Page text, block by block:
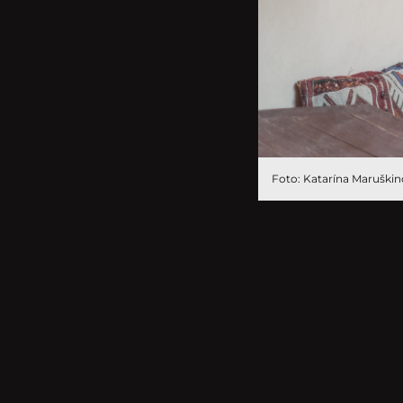
Foto: Katarína